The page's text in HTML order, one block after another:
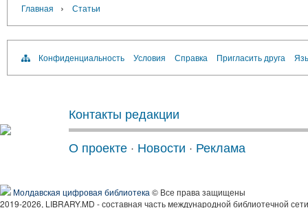
Главная › Статьи
Конфиденциальность Условия Справка Пригласить друга
Контакты редакции
О проекте · Новости · Реклама
Молдавская цифровая библиотека © Все права защищены
2019-2026, LIBRARY.MD - составная часть международной библиотечной